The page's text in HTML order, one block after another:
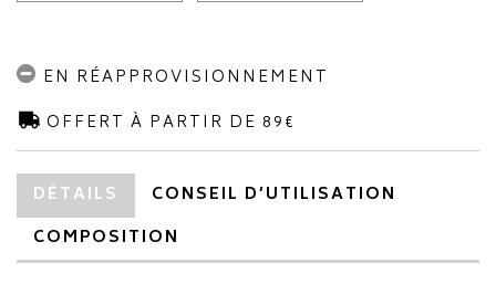
EN RÉAPPROVISIONNEMENT
OFFERT À PARTIR DE 89€
DÉTAILS
CONSEIL D’UTILISATION
COMPOSITION